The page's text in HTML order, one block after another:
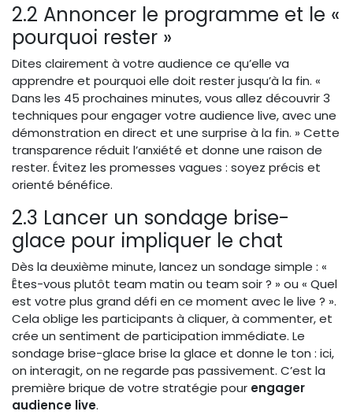
2.2 Annoncer le programme et le «
pourquoi rester »
Dites clairement à votre audience ce qu’elle va
apprendre et pourquoi elle doit rester jusqu’à la fin. «
Dans les 45 prochaines minutes, vous allez découvrir 3
techniques pour engager votre audience live, avec une
démonstration en direct et une surprise à la fin. » Cette
transparence réduit l’anxiété et donne une raison de
rester. Évitez les promesses vagues : soyez précis et
orienté bénéfice.
2.3 Lancer un sondage brise-
glace pour impliquer le chat
Dès la deuxième minute, lancez un sondage simple : «
Êtes-vous plutôt team matin ou team soir ? » ou « Quel
est votre plus grand défi en ce moment avec le live ? ».
Cela oblige les participants à cliquer, à commenter, et
crée un sentiment de participation immédiate. Le
sondage brise-glace brise la glace et donne le ton : ici,
on interagit, on ne regarde pas passivement. C’est la
première brique de votre stratégie pour engager
audience live.